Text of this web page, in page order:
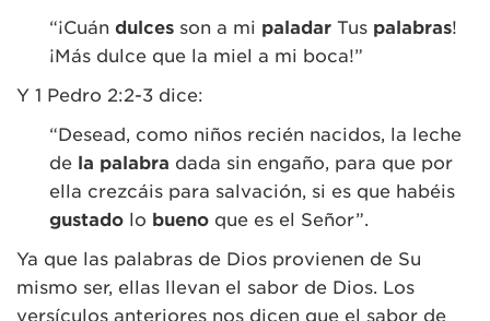
“¡Cuán dulces son a mi paladar Tus palabras!
¡Más dulce que la miel a mi boca!”
Y 1 Pedro 2:2-3 dice:
“Desead, como niños recién nacidos, la leche
de la palabra dada sin engaño, para que por
ella crezcáis para salvación, si es que habéis
gustado lo bueno que es el Señor”.
Ya que las palabras de Dios provienen de Su
mismo ser, ellas llevan el sabor de Dios. Los
versículos anteriores nos dicen que el sabor de